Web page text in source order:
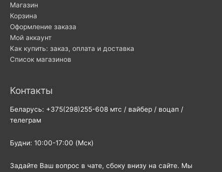
Магазин
Корзина
Оформление заказа
Мой аккаунт
Как купить: заказ, оплата и доставка
Список магазинов
Контакты
Беларусь: +375(298)255-608 мтс / вайбер / воцап /
телеграм
Будни: 10:00-17:00 (Мск)
Задайте Ваш вопрос в чате, сбоку внизу на сайте. Мы